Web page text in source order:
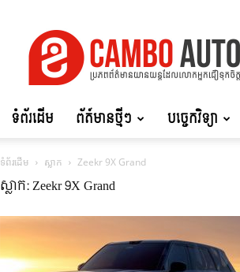
Auto
ទំព័រដើម ព័ត៍មានថ្មីៗ បច្ចេកវិទ្យា
ទំព័រដើម ស្លាក Zeekr 9X Grand
ស្លាក: Zeekr 9X Grand